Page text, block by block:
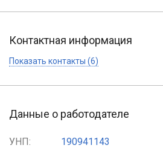
Контактная информация
Показать контакты (6)
Данные о работодателе
УНП: 190941143